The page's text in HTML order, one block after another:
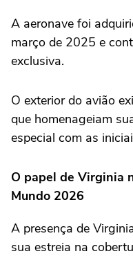
A aeronave foi
março de 2025 e
exclusiva.
O exterior do avião
que homenageiam
especial com as
O papel de Virginia
Mundo 2026
A presença de
sua estreia na